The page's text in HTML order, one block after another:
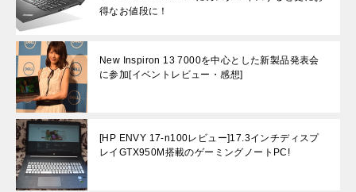
得なお値段に！
New Inspiron 13 7000を中心とした新製品発表会
に参加[イベントレビュー・感想]
[HP ENVY 17-n100レビュー]17.3インチディスプ
レイGTX950M搭載のゲーミングノートPC!